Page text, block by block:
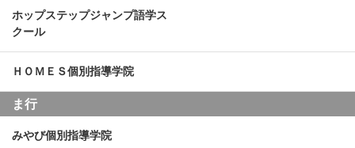
ホップステップジャンプ語学ス
クール
ＨＯＭＥＳ個別指導学院
ま行
みやび個別指導学院